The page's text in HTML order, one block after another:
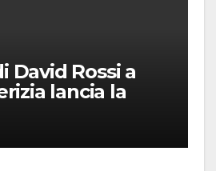
David Rossi a
lancia la